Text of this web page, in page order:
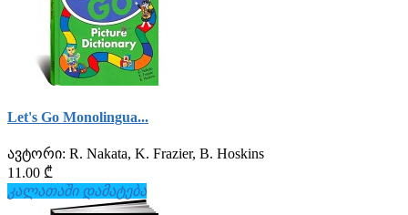
Let's Go Monolingua...
ავტორი: R. Nakata, K. Frazier, B. Hoskins
11.00 ₾
კალათაში დამატება